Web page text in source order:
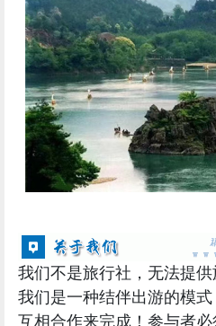
我们不是旅行社，无法提供
我们是一种结伴出游的模式
互相合作来完成！参与者